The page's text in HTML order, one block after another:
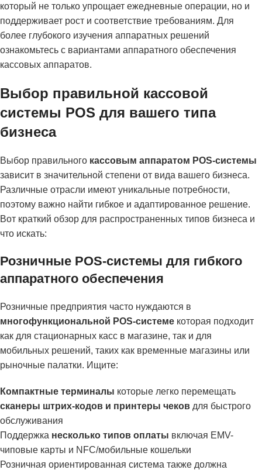
который не только упрощает ежедневные операции, но и
поддерживает рост и соответствие требованиям. Для
более глубокого изучения аппаратных решений
ознакомьтесь с вариантами аппаратного обеспечения
кассовых аппаратов.
Выбор правильной кассовой
системы POS для вашего типа
бизнеса
Выбор правильного кассовым аппаратом POS-системы
зависит в значительной степени от вида вашего бизнеса.
Различные отрасли имеют уникальные потребности,
поэтому важно найти гибкое и адаптированное решение.
Вот краткий обзор для распространенных типов бизнеса и
что искать:
Розничные POS-системы для гибкого
аппаратного обеспечения
Розничные предприятия часто нуждаются в
многофункциональной POS-системе которая подходит
как для стационарных касс в магазине, так и для
мобильных решений, таких как временные магазины или
рыночные палатки. Ищите:
Компактные терминалы которые легко перемещать
сканеры штрих-кодов и принтеры чеков для быстрого
обслуживания
Поддержка несколько типов оплаты включая EMV-
чиповые карты и NFC/мобильные кошельки
Розничная ориентированная система также должна